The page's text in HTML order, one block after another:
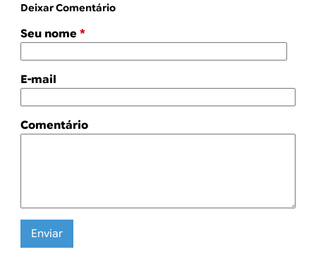
Deixar Comentário
Seu nome *
E-mail
Comentário